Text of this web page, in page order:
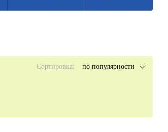
Сортировка: по популярности